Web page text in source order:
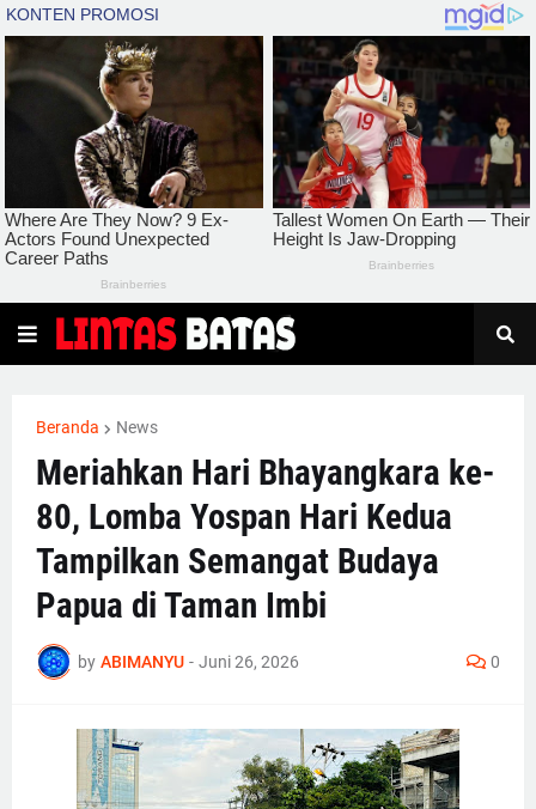
Beranda News
Meriahkan Hari Bhayangkara ke-
80, Lomba Yospan Hari Kedua
Tampilkan Semangat Budaya
Papua di Taman Imbi
by ABIMANYU - Juni 26, 2026 0